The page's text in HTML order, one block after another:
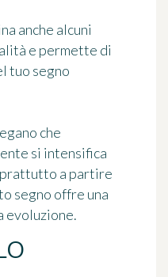
anche alcuni
e permette di
tuo segno
che
si intensifica
a partire
segno offre una
evoluzione.